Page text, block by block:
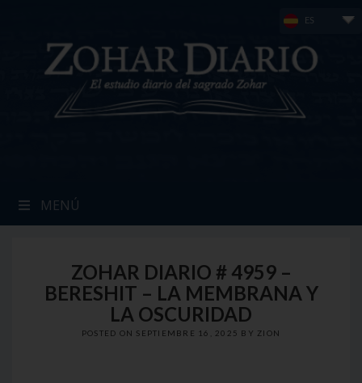
ES
MENÚ
ZOHAR DIARIO # 4959 –
BERESHIT – LA MEMBRANA Y
LA OSCURIDAD
POSTED ON SEPTIEMBRE 16, 2025 BY ZION